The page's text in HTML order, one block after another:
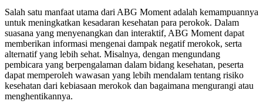
Salah satu manfaat utama dari ABG Moment adalah kemampuannya
untuk meningkatkan kesadaran kesehatan para perokok. Dalam
suasana yang menyenangkan dan interaktif, ABG Moment dapat
memberikan informasi mengenai dampak negatif merokok, serta
alternatif yang lebih sehat. Misalnya, dengan mengundang
pembicara yang berpengalaman dalam bidang kesehatan, peserta
dapat memperoleh wawasan yang lebih mendalam tentang risiko
kesehatan dari kebiasaan merokok dan bagaimana mengurangi atau
menghentikannya.